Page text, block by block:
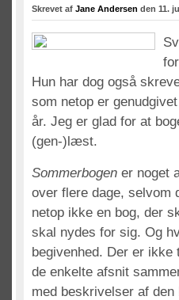
Skrevet af Jane Andersen den 11.
Hun har dog også
som netop er
år. Jeg er glad for at
(gen-)læst.
Sommerbogen er noget
over flere dage, selvom
netop ikke en bog, der
skal nydes for sig. Og
begivenhed. Der er
de enkelte afsnit
med beskrivelser af